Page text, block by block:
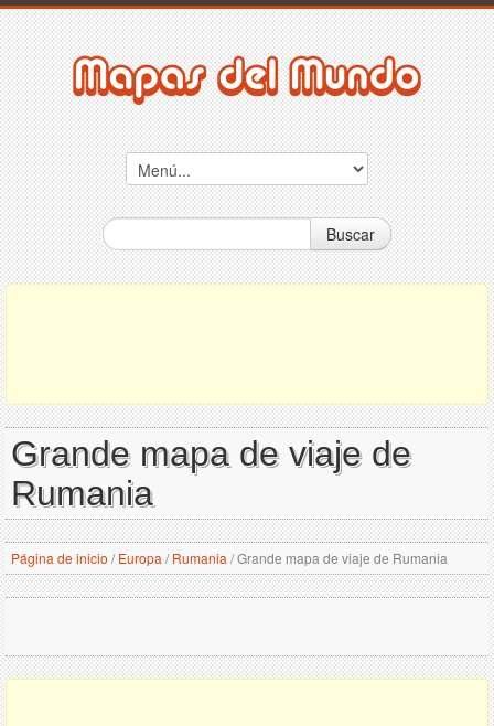
Buscar
Grande mapa de viaje de
Rumania
Página de inicio / Europa / Rumania /Grande mapa de viaje de Rumania